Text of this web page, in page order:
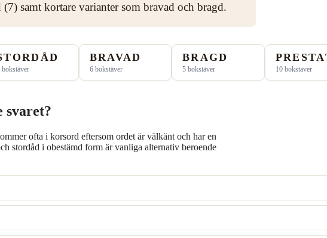
samt kortare varianter som bravad och bragd.
bokstäver
BRAVAD
6 bokstäver
BRAGD
5 bokstäver 10 bokstäver
svaret?
ofta i korsord eftersom ordet är välkänt och har en
stordåd i obestämd form är vanliga alternativ beroende